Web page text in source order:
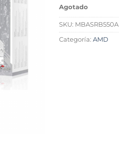
Agotado
SKU: MBASRB550A
Categoría: AMD